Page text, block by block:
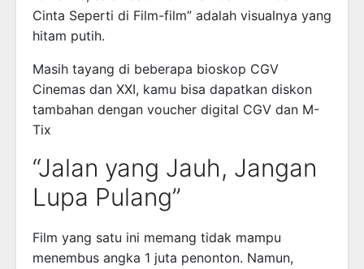
Cinta Seperti di Film-film” adalah visualnya yang
hitam putih.
Masih tayang di beberapa bioskop CGV
Cinemas dan XXI, kamu bisa dapatkan diskon
tambahan dengan voucher digital CGV dan M-
Tix
“Jalan yang Jauh, Jangan
Lupa Pulang”
Film yang satu ini memang tidak mampu
menembus angka 1 juta penonton. Namun,